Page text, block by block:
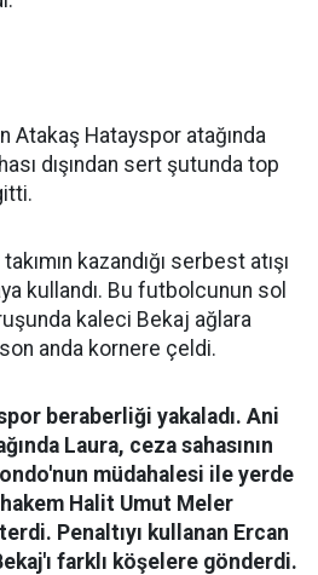
Atakaş Hatayspor atağında
dışından sert şutunda top
kazandığı serbest atışı
kullandı. Bu futbolcunun sol
kaleci Bekaj ağlara
anda kornere çeldi.
beraberliği yakaladı. Ani
Laura, ceza sahasının
müdahalesi ile yerde
Halit Umut Meler
Penaltıyı kullanan Ercan
farklı köşelere gönderdi.